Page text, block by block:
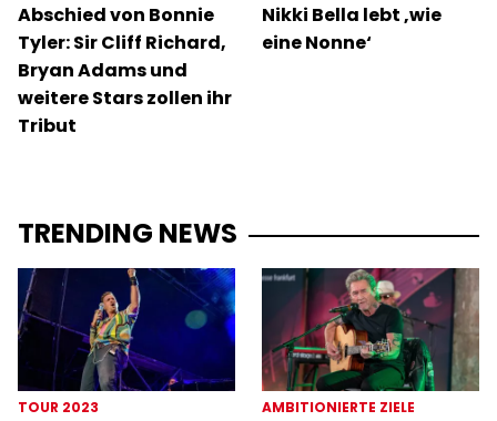
Abschied von Bonnie
Tyler: Sir Cliff Richard,
Bryan Adams und
weitere Stars zollen ihr
Tribut
Nikki Bella lebt ‚wie
eine Nonne‘
TRENDING NEWS
TOUR 2023 AMBITIONIERTE ZIELE